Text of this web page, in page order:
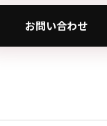
お問い合わせ